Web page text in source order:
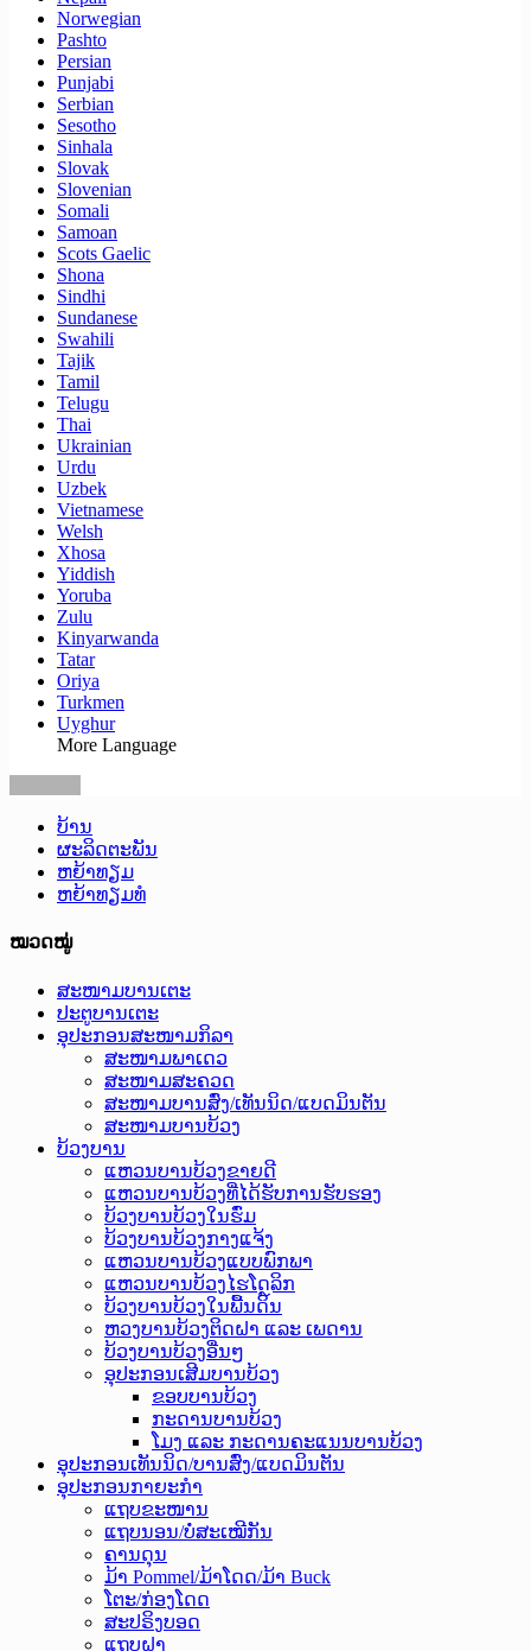
Norwegian
Pashto
Persian
Punjabi
Serbian
Sesotho
Sinhala
Slovak
Slovenian
Somali
Samoan
Scots Gaelic
Shona
Sindhi
Sundanese
Swahili
Tajik
Tamil
Telugu
Thai
Ukrainian
Urdu
Uzbek
Vietnamese
Welsh
Xhosa
Yiddish
Yoruba
Zulu
Kinyarwanda
Tatar
Oriya
Turkmen
Uyghur
More Language
ບ້ານ
ຜະລິດຕະພັນ
ຫຍ້າທຽມ
ຫຍ້າທຽມທໍ
ໝວດໝູ່
ສະໜາມບານເຕະ
ປະຕູບານເຕະ
ອຸປະກອນສະໜາມກິລາ
ສະໜາມພາເດວ
ສະໜາມສະຄວດ
ສະໜາມບານສົ່ງ/ເທັນນິດ/ແບດມິນຕັນ
ສະໜາມບານບ້ວງ
ບ້ວງບານ
ແຫວນບານບ້ວງຂາຍດີ
ແຫວນບານບ້ວງທີ່ໄດ້ຮັບການຮັບຮອງ
ບ້ວງບານບ້ວງໃນຮົ່ມ
ບ້ວງບານບ້ວງກາງແຈ້ງ
ແຫວນບານບ້ວງແບບພົກພາ
ແຫວນບານບ້ວງໄຮໂດຼລິກ
ບ້ວງບານບ້ວງໃນພື້ນດິນ
ຫວງບານບ້ວງຕິດຝາ ແລະ ເພດານ
ບ້ວງບານບ້ວງອື່ນໆ
ອຸປະກອນເສີມບານບ້ວງ
ຂອບບານບ້ວງ
ກະດານບານບ້ວງ
ໂມງ ແລະ ກະດານຄະແນນບານບ້ວງ
ອຸປະກອນເທັນນິດ/ບານສົ່ງ/ແບດມິນຕັນ
ອຸປະກອນກາຍະກຳ
ແຖບຂະໜານ
ແຖບນອນ/ບໍ່ສະເໝີກັນ
ຄານດຸນ
ມ້າ Pommel/ມ້າໂດດ/ມ້າ Buck
ໂຕະ/ກ່ອງໂດດ
ສະປຣິງບອດ
ແຖບຝາ